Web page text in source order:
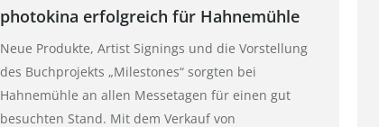
photokina erfolgreich für Hahnemühle
Neue Produkte, Artist Signings und die Vorstellung
des Buchprojekts „Milestones“ sorgten bei
Hahnemühle an allen Messetagen für einen gut
besuchten Stand. Mit dem Verkauf von